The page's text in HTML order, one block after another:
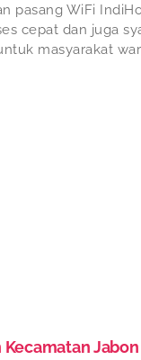
pasang WiFi
cepat dan juga
masyarakat
Kecamatan